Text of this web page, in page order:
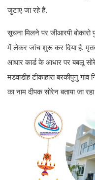
जुटाए जा रहे हैं.
सूचना मिलने पर जीआरपी
में लेकर जांच शुरू कर दिया है.
आधार कार्ड के आधार पर बबलू
मडवाडीह टीकाहारा बरकीपुनु
का नाम दीपक सोरेन बताया जा